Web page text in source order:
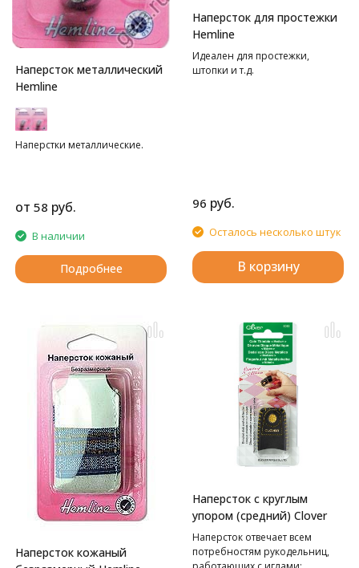
Наперсток металлический
Hemline
Наперстки металлические.
от 58 руб.
В наличии
Подробнее
Наперсток для простежки
Hemline
Идеален для простежки,
штопки и т.д.
96 руб.
Осталось несколько штук
В корзину
Наперсток кожаный
Наперсток с круглым
упором (средний) Clover
Наперсток отвечает всем
потребностям рукодельниц,